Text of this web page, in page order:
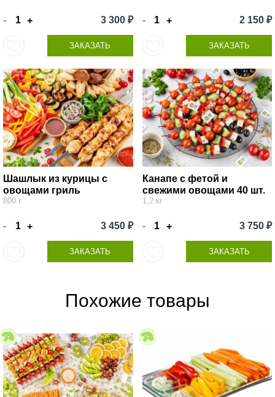
- + 3 300 ₽
ЗАКАЗАТЬ
- + 2 150 ₽
ЗАКАЗАТЬ
Шашлык из курицы с
овощами гриль
800 г
- + 3 450 ₽
ЗАКАЗАТЬ
Канапе с фетой и
свежими овощами 40 шт.
1,2 кг
- + 3 750 ₽
ЗАКАЗАТЬ
Похожие товары